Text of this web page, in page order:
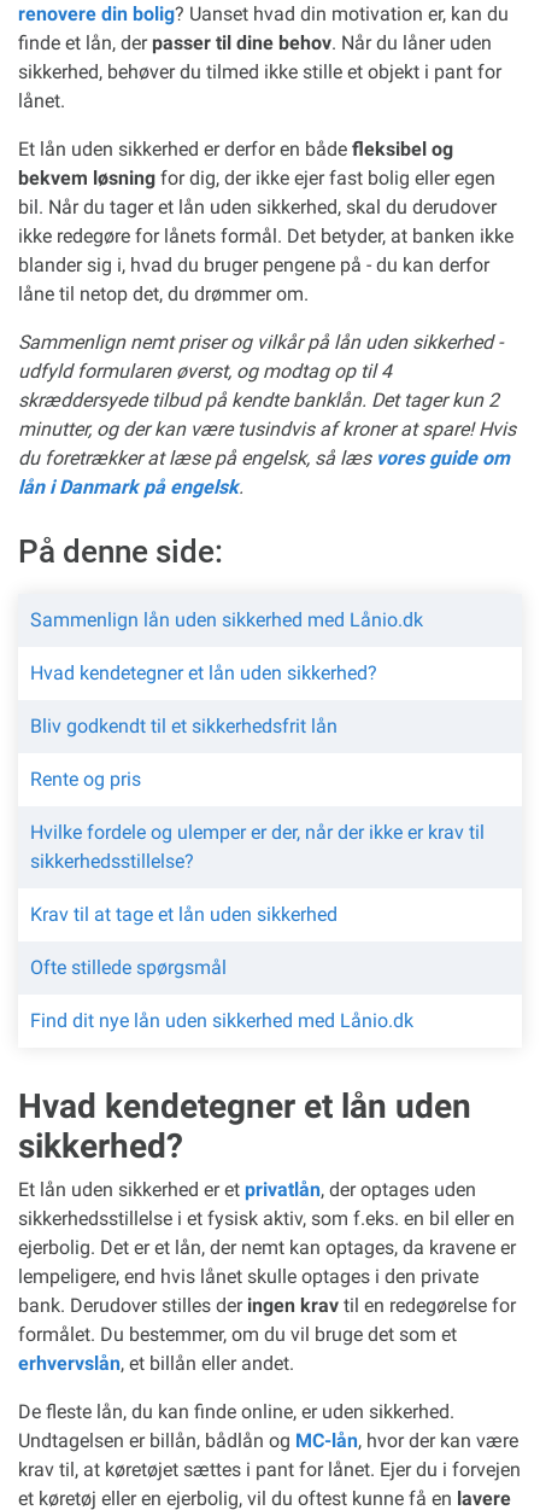
renovere din bolig? Uanset hvad din motivation er, kan du
finde et lån, derpasser til dine behov. Når du låner uden
sikkerhed, behøver du tilmed ikke stille et objekt i pant for
lånet.
Et lån uden sikkerhed er derfor en både fleksibel og
bekvem løsning for dig, der ikke ejer fast bolig eller egen
bil. Når du tager et lån uden sikkerhed, skal du derudover
ikke redegøre for lånets formål. Det betyder, at banken ikke
blander sig i, hvad du bruger pengene på - du kan derfor
låne til netop det, du drømmer om.
Sammenlign nemt priser og vilkår på lån uden sikkerhed -
udfyld formularen øverst, og modtag op til 4
skræddersyede tilbud på kendte banklån. Det tager kun 2
minutter, og der kan være tusindvis af kroner at spare! Hvis
du foretrækker at læse på engelsk, så læs vores guide om
lån i Danmark på engelsk.
På denne side:
Sammenlign lån uden sikkerhed med Lånio.dk
Hvad kendetegner et lån uden sikkerhed?
Bliv godkendt til et sikkerhedsfrit lån
Rente og pris
Hvilke fordele og ulemper er der, når der ikke er krav til
sikkerhedsstillelse?
Krav til at tage et lån uden sikkerhed
Ofte stillede spørgsmål
Find dit nye lån uden sikkerhed med Lånio.dk
Hvad kendetegner et lån uden
sikkerhed?
Et lån uden sikkerhed er et privatlån, der optages uden
sikkerhedsstillelse i et fysisk aktiv, som f.eks. en bil eller en
ejerbolig. Det er et lån, der nemt kan optages, da kravene er
lempeligere, end hvis lånet skulle optages i den private
bank. Derudover stilles der ingen krav til en redegørelse for
formålet. Du bestemmer, om du vil bruge det som et
erhvervslån, et billån eller andet.
De fleste lån, du kan finde online, er uden sikkerhed.
Undtagelsen er billån, bådlån og MC-lån, hvor der kan være
krav til, at køretøjet sættes i pant for lånet. Ejer du i forvejen
et køretøj eller en ejerbolig, vil du oftest kunne få en lavere